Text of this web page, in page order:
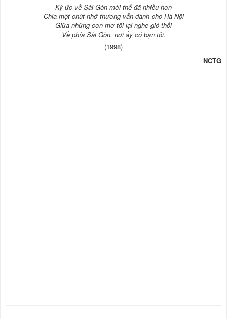
Ký ức về Sài Gòn mới thế đã nhiều hơn
Chia một chút nhớ thương vẫn dành cho Hà Nội
Giữa những cơn mơ tôi lại nghe gió thổi
Về phía Sài Gòn, nơi ấy có bạn tôi.
(1998)
NCTG